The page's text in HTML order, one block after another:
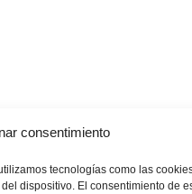
consentimiento
tecnologías como las
dispositivo. El consentimiento de